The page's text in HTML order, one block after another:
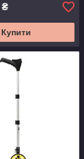
₴
Купити